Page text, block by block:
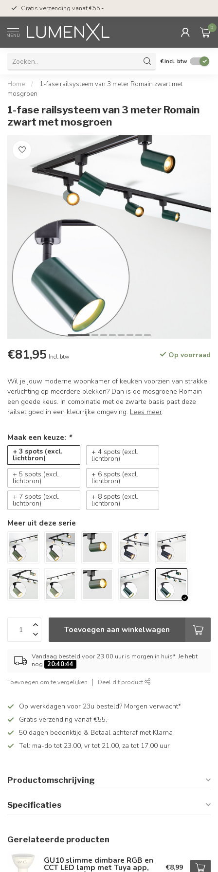
Gratis verzending vanaf €55,-
MENU
0
€Incl. btw
Home /
1-fase railsysteem van 3 meter Romain zwart met
mosgroen
1-fase railsysteem van 3 meter Romain
zwart met mosgroen
€81,95 Incl. btw Op voorraad
Wil je jouw moderne woonkamer of keuken voorzien van strakke
verlichting op meerdere plekken? Dan is de mosgroene Romain
een goede keus. In combinatie met de zwarte basis past deze
railset goed in een kleurrijke omgeving. Lees meer.
Maak een keuze: *
+ 3 spots (excl.
lichtbron)
+ 4 spots (excl.
lichtbron)
+ 5 spots (excl.
lichtbron)
+ 6 spots (excl.
lichtbron)
+ 7 spots (excl.
lichtbron)
+ 8 spots (excl.
lichtbron)
Meer uit deze serie
Toevoegen aan winkelwagen
Vandaag besteld voor 23.00 uur is morgen in huis*. Je hebt
nog 20:40:44
Toevoegen om te vergelijken Deel dit product
Op werkdagen voor 23u besteld? Morgen verwacht*
Gratis verzending vanaf €55,-
50 dagen bedenktijd & Betaal achteraf met Klarna
Tel: ma-do tot 23.00, vr tot 21.00, za tot 17.00 uur
Productomschrijving
Specificaties
Gerelateerde producten
GU10 slimme dimbare RGB en
CCT LED lamp met Tuya app, €8,99